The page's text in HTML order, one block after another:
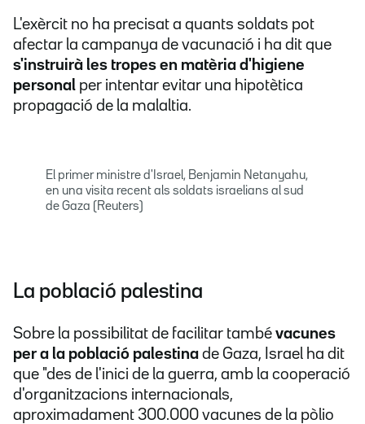
L'exèrcit no ha precisat a quants soldats pot
afectar la campanya de vacunació i ha dit que
s'instruirà les tropes en matèria d'higiene
personal per intentar evitar una hipotètica
propagació de la malaltia.
El primer ministre d'Israel, Benjamin Netanyahu,
en una visita recent als soldats israelians al sud
de Gaza (Reuters)
La població palestina
Sobre la possibilitat de facilitar també vacunes
per a la població palestina de Gaza, Israel ha dit
que "des de l'inici de la guerra, amb la cooperació
d'organitzacions internacionals,
aproximadament 300.000 vacunes de la pòlio